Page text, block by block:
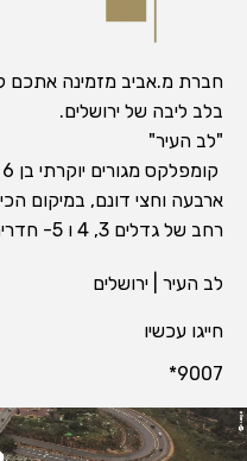
חברת מ.אביב מזמינה אתכם
בלב ליבה של ירושלים.
"לב העיר"
ארבעה וחצי דונם, במיקום
רחב של גדלים 3, 4 ו 5- חדרים, דירות גן ופנטהאוזים מרהיבים.
לב העיר | ירושלים
חייגו עכשיו
9007*